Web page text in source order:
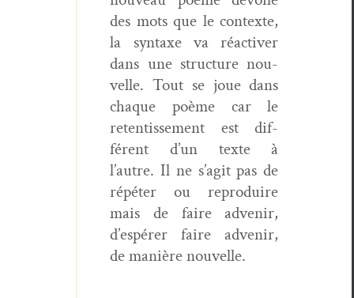
des mots que le con­texte,
la syn­taxe va réac­tiv­er
dans une struc­ture nou­
velle. Tout se joue dans
chaque poème car le
reten­tisse­ment est dif­
férent d’un texte à
l’autre. Il ne s’agit pas de
répéter ou repro­duire
mais de faire advenir,
d’espérer faire advenir,
de manière nouvelle.